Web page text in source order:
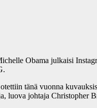
Obama julkaisi
tänä vuonna
luova johtaja Christopher